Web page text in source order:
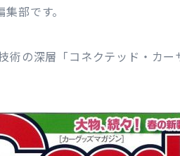
部です。
の深層「コネクテッド・カー